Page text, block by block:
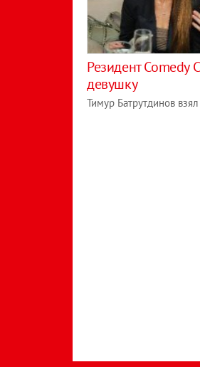
Резидент Comedy
девушку
Тимур Батрутдинов